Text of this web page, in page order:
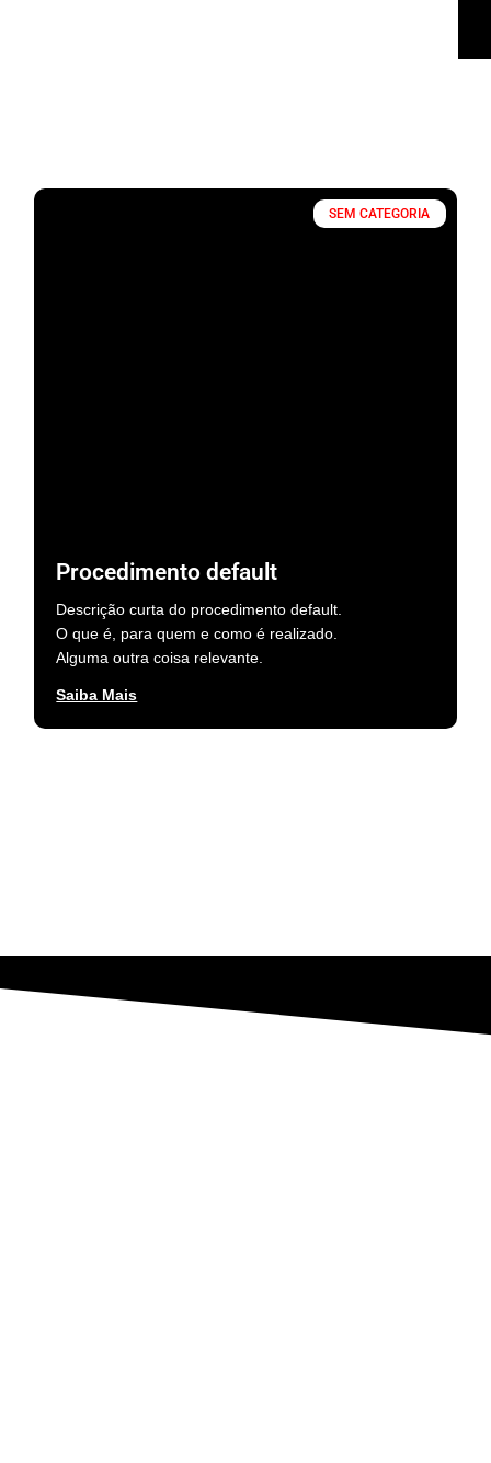
SEM CATEGORIA
Procedimento default
Descrição curta do procedimento default.
O que é, para quem e como é realizado.
Alguma outra coisa relevante.
Saiba Mais